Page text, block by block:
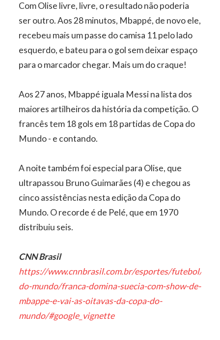
Com Olise livre, livre, o resultado não poderia
ser outro. Aos 28 minutos, Mbappé, de novo ele,
recebeu mais um passe do camisa 11 pelo lado
esquerdo, e bateu para o gol sem deixar espaço
para o marcador chegar. Mais um do craque!
Aos 27 anos, Mbappé iguala Messi na lista dos
maiores artilheiros da história da competição. O
francês tem 18 gols em 18 partidas de Copa do
Mundo - e contando.
A noite também foi especial para Olise, que
ultrapassou Bruno Guimarães (4) e chegou as
cinco assistências nesta edição da Copa do
Mundo. O recorde é de Pelé, que em 1970
distribuiu seis.
CNN Brasil
https://www.cnnbrasil.com.br/esportes/futebol/
do-mundo/franca-domina-suecia-com-show-de-
mbappe-e-vai-as-oitavas-da-copa-do-
mundo/#google_vignette